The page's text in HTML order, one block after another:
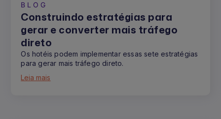
BLOG
Construindo estratégias para
gerar e converter mais tráfego
direto
Os hotéis podem implementar essas sete estratégias
para gerar mais tráfego direto.
Leia mais